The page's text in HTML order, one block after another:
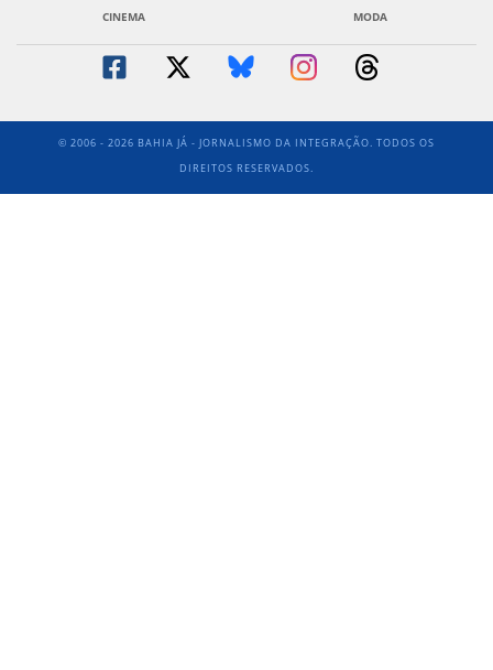
CINEMA
MODA
© 2006 - 2026 BAHIA JÁ - JORNALISMO DA INTEGRAÇÃO. TODOS OS
DIREITOS RESERVADOS.